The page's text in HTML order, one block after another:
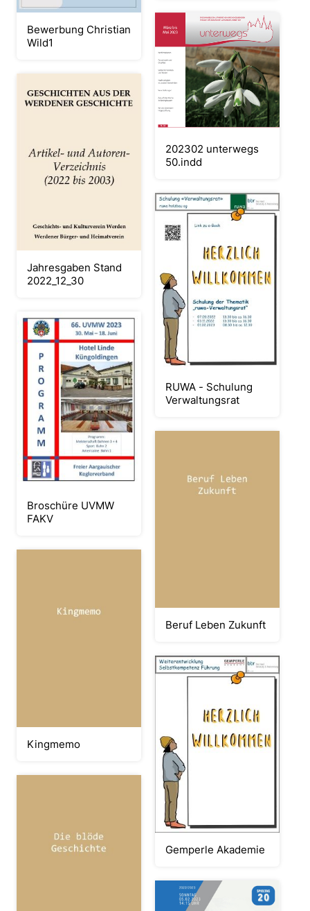
Bewerbung Christian
Wild1
Jahresgaben Stand
2022_12_30
202302 unterwegs
50.indd
Broschüre UVMW
FAKV
RUWA - Schulung
Verwaltungsrat
Kingmemo
Beruf Leben Zukunft
Gemperle Akademie